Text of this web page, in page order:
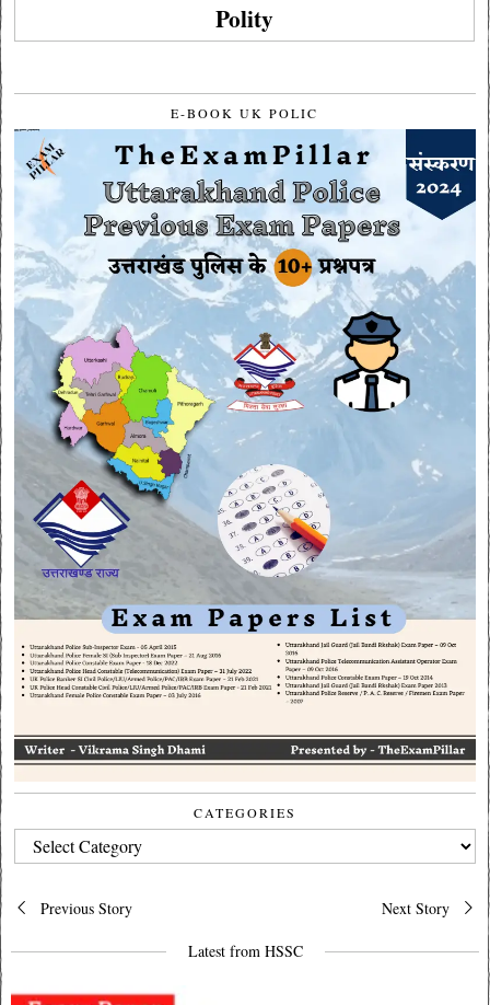
Polity
E-BOOK UK POLIC
CATEGORIES
CATEGORIES
Post
navigation
Previous Story Next Story
Latest from HSSC